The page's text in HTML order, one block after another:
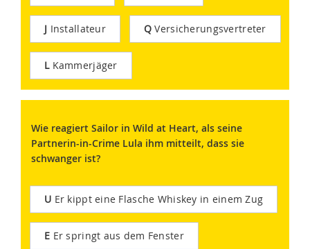
J Installateur QVersicherungsvertreter
LKammerjäger
Wie reagiert Sailor in Wild at Heart, als seine
Partnerin-in-Crime Lula ihm mitteilt, dass sie
schwanger ist?
U Er kippt eine Flasche Whiskey in einem Zug
E Er springt aus dem Fenster